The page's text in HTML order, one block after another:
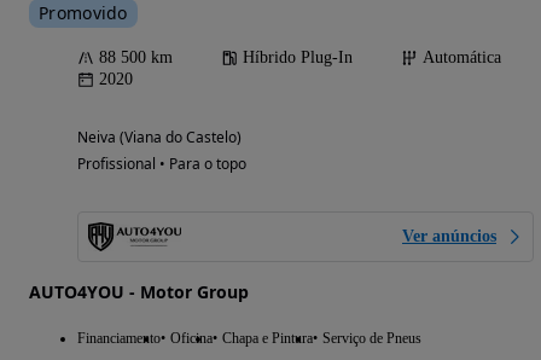
Promovido
88 500 km Híbrido Plug-In
Automática
2020
Neiva (Viana do Castelo)
Profissional • Para o topo
Ver anúncios
AUTO4YOU - Motor Group
Financiamento Oficina Chapa e Pintura Serviço de Pneus